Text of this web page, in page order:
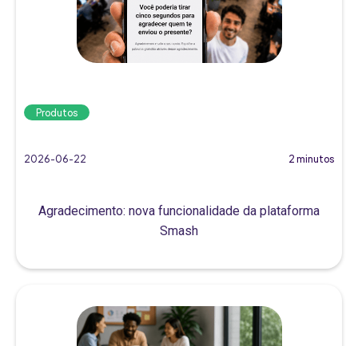
Produtos
2026-06-22 2 minutos
Agradecimento: nova funcionalidade da plataforma
Smash